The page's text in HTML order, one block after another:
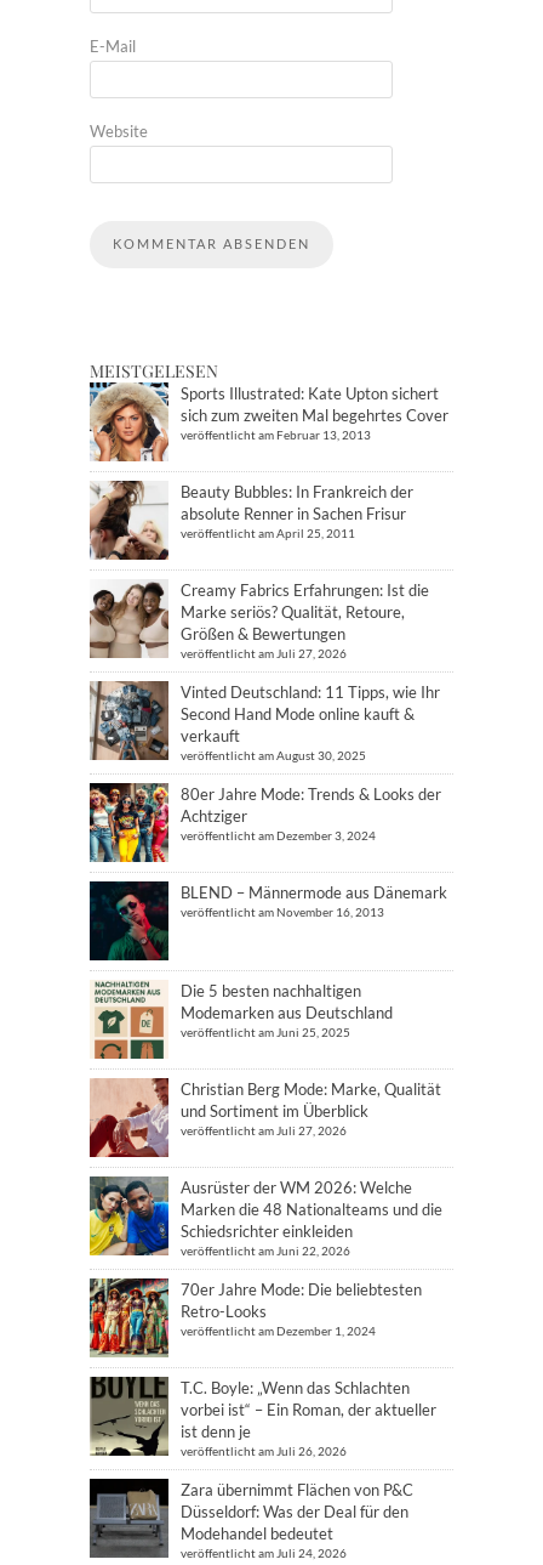
E-Mail
Website
MEISTGELESEN
Sports Illustrated: Kate Upton sichert
sich zum zweiten Mal begehrtes Cover
veröffentlicht am Februar 13, 2013
Beauty Bubbles: In Frankreich der
absolute Renner in Sachen Frisur
veröffentlicht am April 25, 2011
Creamy Fabrics Erfahrungen: Ist die
Marke seriös? Qualität, Retoure,
Größen & Bewertungen
veröffentlicht am Juli 27, 2026
Vinted Deutschland: 11 Tipps, wie Ihr
Second Hand Mode online kauft &
verkauft
veröffentlicht am August 30, 2025
80er Jahre Mode: Trends & Looks der
Achtziger
veröffentlicht am Dezember 3, 2024
BLEND – Männermode aus Dänemark
veröffentlicht am November 16, 2013
Die 5 besten nachhaltigen
Modemarken aus Deutschland
veröffentlicht am Juni 25, 2025
Christian Berg Mode: Marke, Qualität
und Sortiment im Überblick
veröffentlicht am Juli 27, 2026
Ausrüster der WM 2026: Welche
Marken die 48 Nationalteams und die
Schiedsrichter einkleiden
veröffentlicht am Juni 22, 2026
70er Jahre Mode: Die beliebtesten
Retro-Looks
veröffentlicht am Dezember 1, 2024
T.C. Boyle: „Wenn das Schlachten
vorbei ist“ – Ein Roman, der aktueller
ist denn je
veröffentlicht am Juli 26, 2026
Zara übernimmt Flächen von P&C
Düsseldorf: Was der Deal für den
Modehandel bedeutet
veröffentlicht am Juli 24, 2026